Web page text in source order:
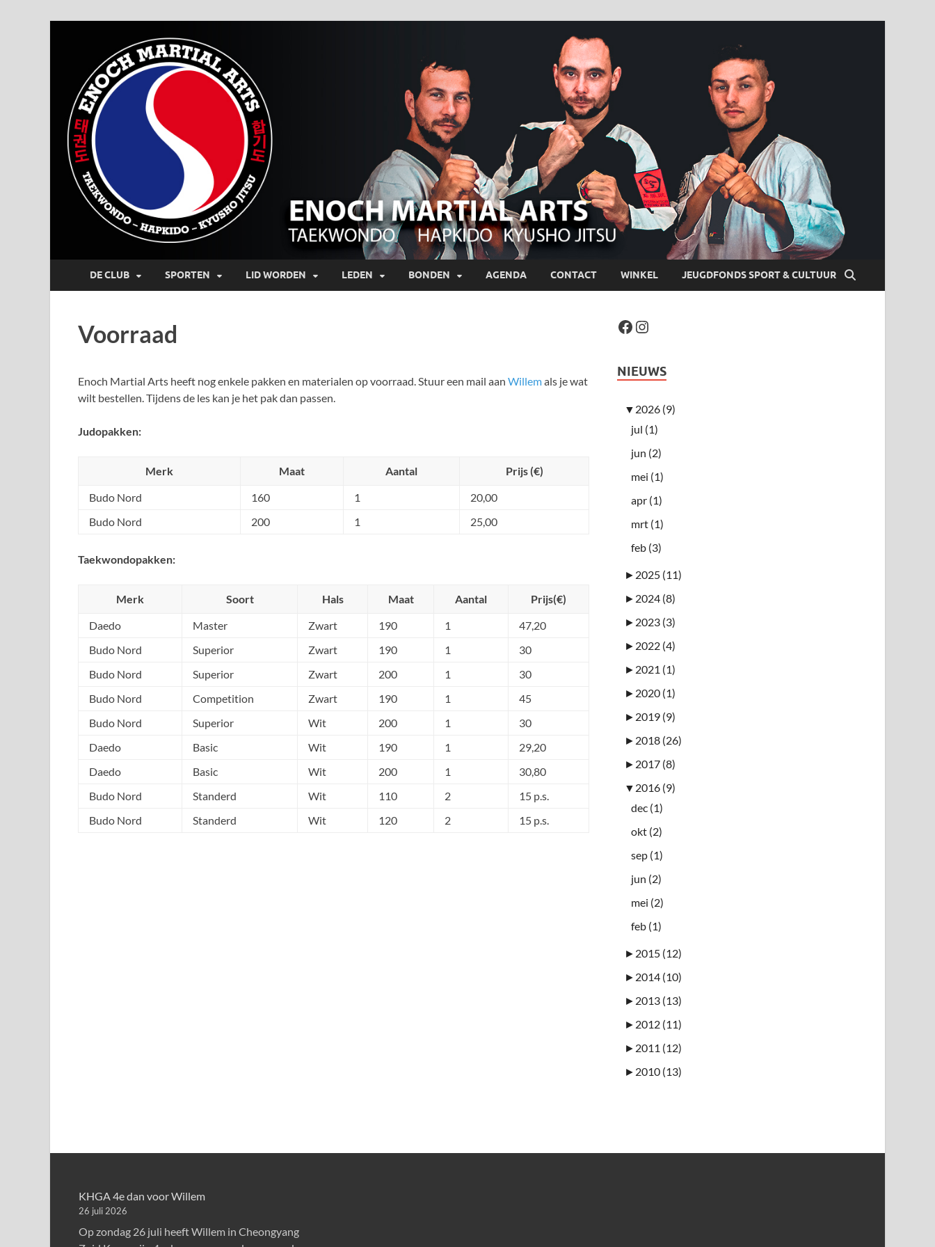
DE CLUB SPORTEN LID WORDEN LEDEN BONDEN AGENDA CONTACT WINKEL JEUGDFONDS SPORT & CULTUUR
Voorraad
Enoch Martial Arts heeft nog enkele pakken en materialen op voorraad. Stuur een mail aan Willemals je wat
wilt bestellen. Tijdens de les kan je het pak dan passen.
Judopakken:
Merk Maat Aantal
Prijs (€)
Budo Nord
160 1
20,00
Budo Nord
200 1 25,00
Taekwondopakken:
Merk Soort Hals Maat Aantal
Prijs(€)
Daedo
Master Zwart 190 1
47,20
Budo Nord
Superior Zwart 190 1
30
Budo Nord
Superior Zwart 200 1
30
Budo Nord
Competition Zwart 190 1
45
Budo Nord
Superior Wit 200 1
30
Daedo
Basic Wit 190 1
29,20
Daedo
Basic Wit 200 1
30,80
Budo Nord
Standerd Wit 110 2
15 p.s.
Budo Nord
Standerd Wit 120 2 15 p.s.
NIEUWS
▼ 2026 (9)
jul (1)
jun (2)
mei (1)
apr (1)
mrt (1)
feb (3)
► 2025 (11)
► 2024 (8)
► 2023 (3)
► 2022 (4)
► 2021 (1)
► 2020 (1)
► 2019 (9)
► 2018 (26)
► 2017 (8)
▼ 2016 (9)
dec (1)
okt (2)
sep (1)
jun (2)
mei (2)
feb (1)
► 2015 (12)
► 2014 (10)
► 2013 (13)
► 2012 (11)
► 2011 (12)
► 2010 (13)
KHGA 4e dan voor Willem
26 juli 2026
Op zondag 26 juli heeft Willem in Cheongyang